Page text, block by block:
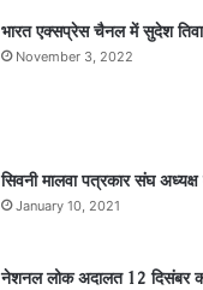
भारत एक्सप्रेस चैनल में सुदेश
November 3, 2022
सिवनी मालवा पत्रकार संघ
January 10, 2021
नेशनल लोक अदालत 12 दिसंबर